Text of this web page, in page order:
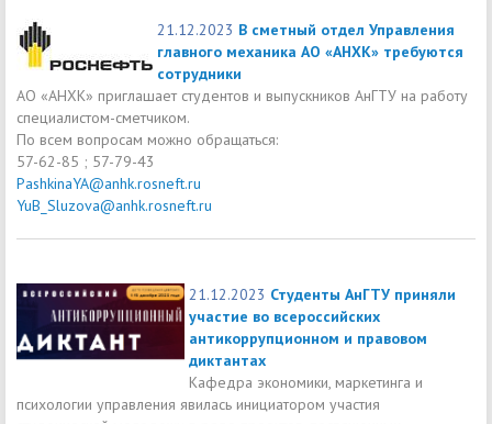
21.12.2023 В сметный отдел Управления
главного механика АО «АНХК» требуются
сотрудники
АО «АНХК» приглашает студентов и выпускников АнГТУ на работу
специалистом-сметчиком.
По всем вопросам можно обращаться:
57-62-85 ; 57-79-43
PashkinaYA@anhk.rosneft.ru
YuB_Sluzova@anhk.rosneft.ru
21.12.2023 Студенты АнГТУ приняли
участие во всероссийских
антикоррупционном и правовом
диктантах
Кафедра экономики, маркетинга и
психологии управления явилась инициатором участия